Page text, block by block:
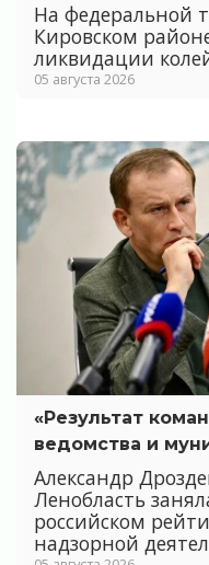
На федеральной
Кировском
ликвидации
05 августа 2026
«Результат
ведомства и
Александр
Ленобласть
российском
надзорной